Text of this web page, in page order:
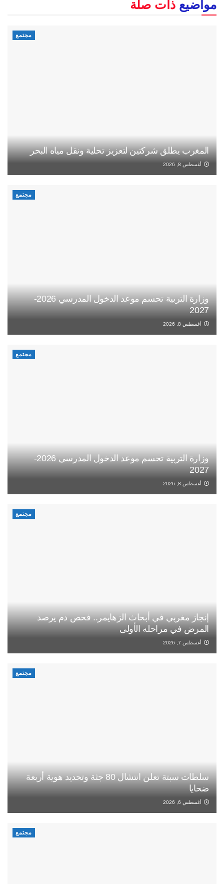
مواضيع ذات صلة
مجتمع
المغرب يطلق شركتين لتعزيز تحلية ونقل مياه البحر
أغسطس 8, 2026
مجتمع
وزارة التربية تحسم موعد الدخول المدرسي 2026-
2027
أغسطس 8, 2026
مجتمع
وزارة التربية تحسم موعد الدخول المدرسي 2026-
2027
أغسطس 8, 2026
مجتمع
إنجاز مغربي في أبحاث الزهايمر.. فحص دم يرصد
المرض في مراحله الأولى
أغسطس 7, 2026
مجتمع
سلطات سبتة تعلن انتشال 80 جثة وتحديد هوية أربعة
ضحايا
أغسطس 6, 2026
مجتمع